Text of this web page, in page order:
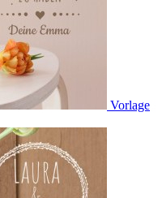
Vorlage